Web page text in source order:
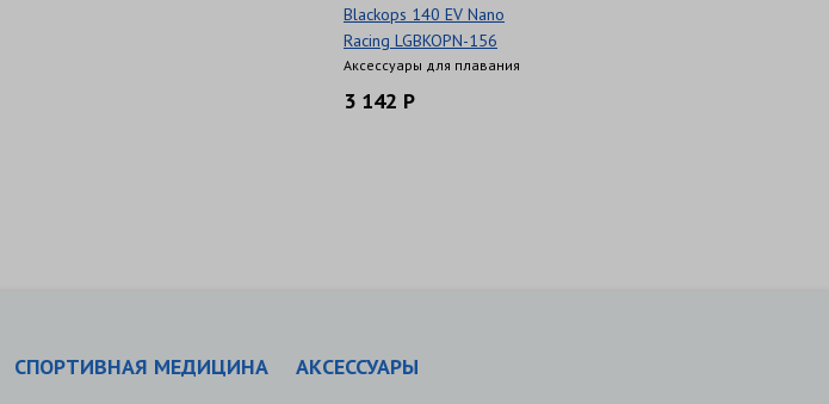
Blackops 140 EV Nano
Racing LGBKOPN-156
Аксессуары для плавания
3 142 Р
СПОРТИВНАЯ МЕДИЦИНА АКСЕССУАРЫ